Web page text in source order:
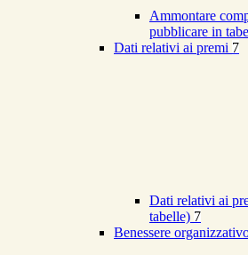
Ammontare
pubblicare in
Dati relativi ai premi 7
Dati relativi ai
tabelle) 7
Benessere